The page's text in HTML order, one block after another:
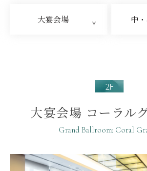
大宴会場 中
2F
大宴会場 コーラル
Grand Ballroom: Coral